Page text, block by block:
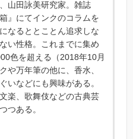
山田詠美研究家。雑誌
』にてインクのコラムを
なるととことん追求しな
い性格。これまでに集め
色を超える（2018年10月
や万年筆の他に、香水、
いなどにも興味がある。
楽、歌舞伎などの古典芸
つある。